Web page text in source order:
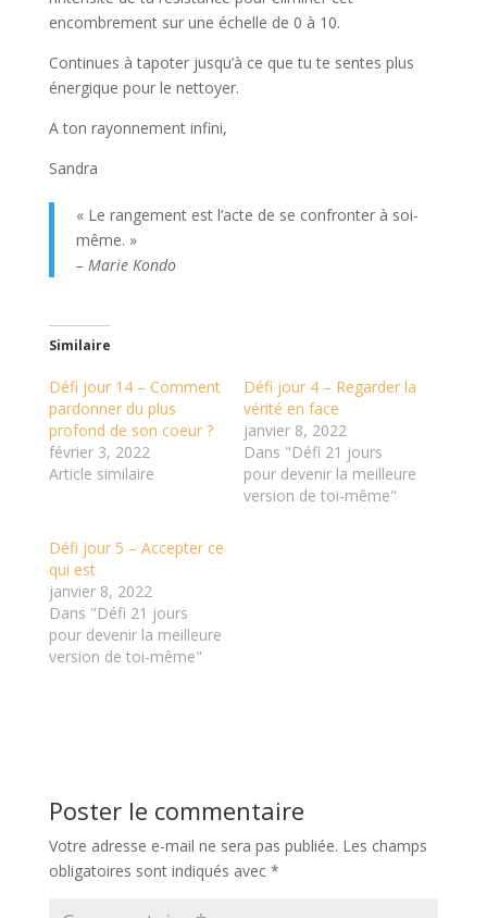
encombrement sur une échelle de 0 à 10.
Continues à tapoter jusqu’à ce que tu te sentes plus
énergique pour le nettoyer.
A ton rayonnement infini,
Sandra
« Le rangement est l’acte de se confronter à soi-
même. »
– Marie Kondo
Similaire
Défi jour 14 – Comment
pardonner du plus
profond de son coeur ?
février 3, 2022
Article similaire
Défi jour 4 – Regarder la
vérité en face
janvier 8, 2022
Dans "Défi 21 jours
pour devenir la meilleure
version de toi-même"
Défi jour 5 – Accepter ce
qui est
janvier 8, 2022
Dans "Défi 21 jours
pour devenir la meilleure
version de toi-même"
Poster le commentaire
Votre adresse e-mail ne sera pas publiée. Les champs
obligatoires sont indiqués avec *